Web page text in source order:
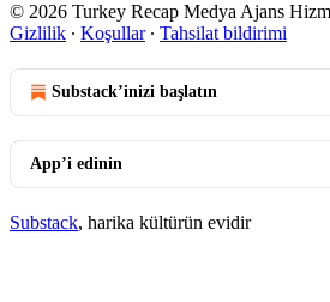
© 2026 Turkey Recap Medya Ajans
Gizlilik ∙ Koşullar∙ Tahsilat bildirimi
Substack’inizi başlatın
App’i edinin
Substack, harika kültürün evidir